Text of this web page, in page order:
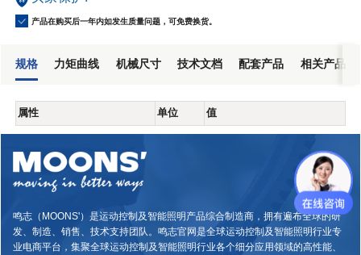
产品在购买后一年内如发生质量问题，可免费换货。
规格 力矩曲线 机械尺寸 技术文档 配套产品 相关产品
属性 单位 值
鸣志（MOONS'）是运动控制及智能照明产品综合制造商，拥有遍布全球的研
发、制造、销售、技术支持团队。鸣志官网是全球运动控制及智能照明行业专
业电商平台，集聚全球运动控制及智能照明行业各个细分应用领域的高性能、